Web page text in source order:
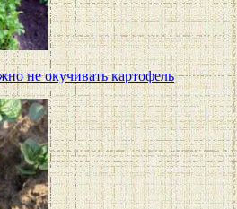
не окучивать картофель